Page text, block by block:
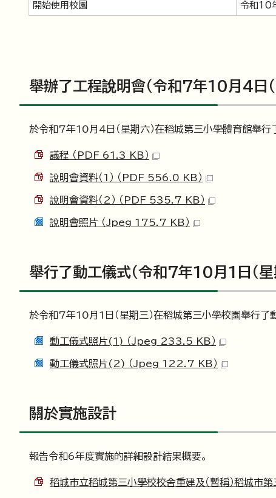
開始使用校園 令和10
舉辦了工程說明會（令和7年10月4日（
於令和7年10月4日（星期六）在稻城第三小學體育館舉行
議程 （PDF 61.3 KB）
說明會資料（1） （PDF 556.0 KB）
說明會資料（2） （PDF 535.7 KB）
說明會照片 （Jpeg 175.7 KB）
舉行了動工儀式（令和7年10月1日（星
於令和7年10月1日（星期三）在稻城第三小學校園舉行了
動工儀式照片(1) （Jpeg 233.5 KB）
動工儀式照片(2) （Jpeg 122.7 KB）
關於實施設計
報告令和6年度實施的詳細設計結果概要。
稻城市立稻城第三小學校校舍重建及（暫稱）稻城市